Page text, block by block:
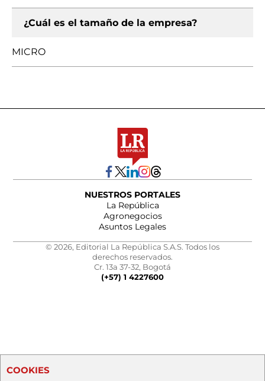
¿Cuál es el tamaño de la empresa?
MICRO
NUESTROS PORTALES
La República
Agronegocios
Asuntos Legales
© 2026, Editorial La República S.A.S. Todos los
derechos reservados.
Cr. 13a 37-32, Bogotá
(+57) 1 4227600
COOKIES